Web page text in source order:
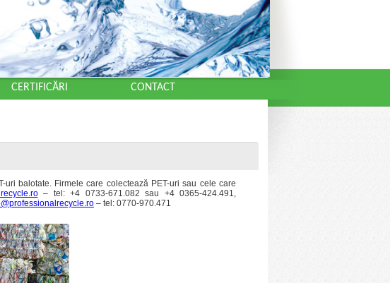
CERTIFICĂRI CONTACT
balotate. Firmele care colectează PET-uri sau cele care
– tel: +4 0733-671.082 sau +4 0365-424.491,
– tel: 0770-970.471